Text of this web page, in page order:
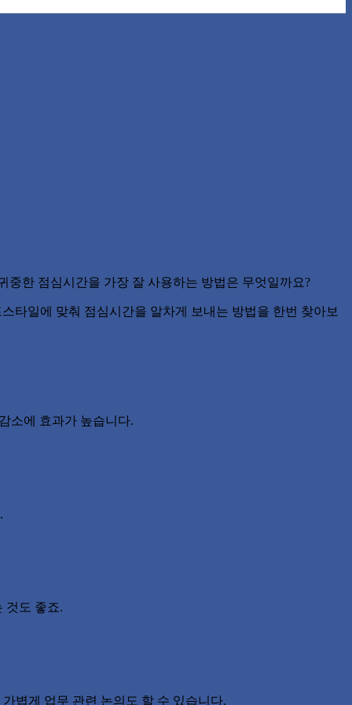
한 점심시간을 가장 잘 사용하는 방법은 무엇일까요?
타일에 맞춰 점심시간을 알차게 보내는 방법을 한번 찾아보
소에 효과가 높습니다.
것도 좋죠.
볍게 업무 관련 논의도 할 수 있습니다.